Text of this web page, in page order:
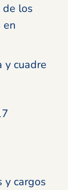
de los
en
y cuadre
y cargos